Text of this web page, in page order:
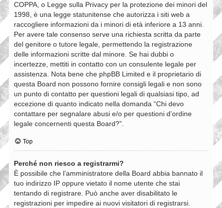
COPPA, o Legge sulla Privacy per la protezione dei minori del
1998, è una legge statunitense che autorizza i siti web a
raccogliere informazioni da i minori di età inferiore a 13 anni.
Per avere tale consenso serve una richiesta scritta da parte
del genitore o tutore legale, permettendo la registrazione
delle informazioni scritte dal minore. Se hai dubbi o
incertezze, mettiti in contatto con un consulente legale per
assistenza. Nota bene che phpBB Limited e il proprietario di
questa Board non possono fornire consigli legali e non sono
un punto di contatto per questioni legali di qualsiasi tipo, ad
eccezione di quanto indicato nella domanda “Chi devo
contattare per segnalare abusi e/o per questioni d’ordine
legale concernenti questa Board?”.
Top
Perché non riesco a registrarmi?
È possibile che l’amministratore della Board abbia bannato il
tuo indirizzo IP oppure vietato il nome utente che stai
tentando di registrare. Può anche aver disabilitato le
registrazioni per impedire ai nuovi visitatori di registrarsi.